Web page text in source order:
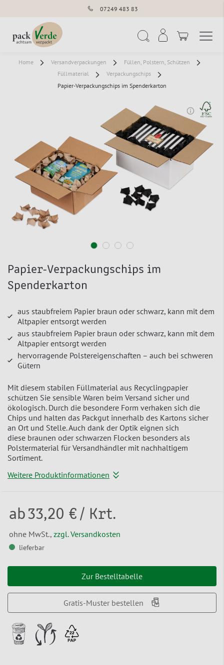
07249 483 83
Home Versandverpackungen
Füllen, Polstern, Schützen
Füllmaterial
Verpackungschips
Papier-Verpackungschips im Spenderkarton
Papier-Verpackungschips im
Spenderkarton
aus staubfreiem Papier braun oder schwarz, kann mit dem
Altpapier entsorgt werden
aus staubfreiem Papier braun oder schwarz, kann mit dem
Altpapier entsorgt werden
hervorragende Polstereigenschaften – auch bei schweren
Gütern
Mit diesem stabilen Füllmaterial aus Recyclingpapier
schützen Sie sensible Waren beim Versand sicher und
ökologisch. Durch die besondere Form verhaken sich die
Chips und halten das Packgut innerhalb des Kartons sicher
an Ort und Stelle. Auch dank der Optik eignen sich
diese braunen oder schwarzen Flocken besonders als
Polstermaterial für Versandhändler mit nachhaltigem
Sortiment.
Weitere Produktinformationen
ab33,20 € / Krt.
ohne MwSt., zzgl. Versandkosten
lieferbar
Zur Bestelltabelle
Gratis-Muster bestellen